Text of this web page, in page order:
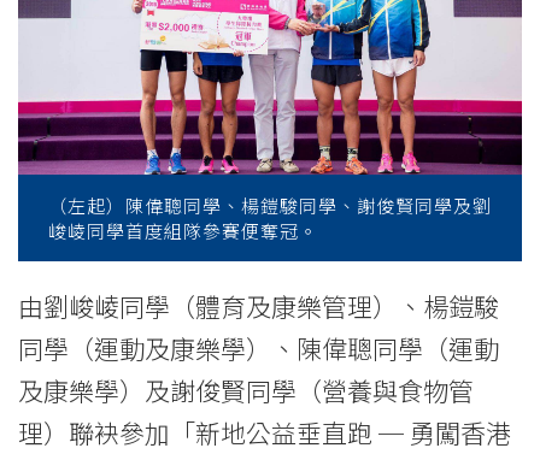
College
News
College
of
International
Education
（左起）陳偉聰同學、楊鎧駿同學、謝俊賢同學及劉
峻崚同學首度組隊參賽便奪冠。
由劉峻崚同學（體育及康樂管理）、楊鎧駿
同學（運動及康樂學）、陳偉聰同學（運動
及康樂學）及謝俊賢同學（營養與食物管
理）聯袂參加「新地公益垂直跑 ─ 勇闖香港